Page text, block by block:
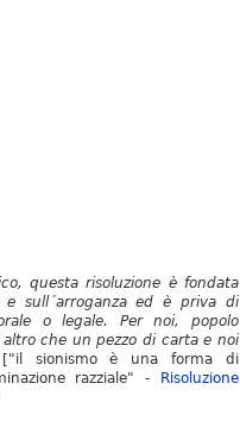
questa risoluzione è fondata
e sull´arroganza ed è priva di
o legale. Per noi, popolo
che un pezzo di carta e noi
sionismo è una forma di
razziale" -
Risoluzione